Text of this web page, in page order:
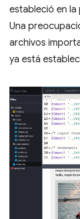
estableció en la
Una
archivos
ya está